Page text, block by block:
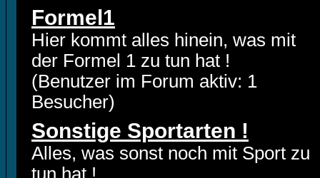
Formel1
Hier kommt alles hinein, was mit
der Formel 1 zu tun hat !
(Benutzer im Forum aktiv: 1
Besucher)
Sonstige Sportarten !
Alles, was sonst noch mit Sport zu
tun hat !